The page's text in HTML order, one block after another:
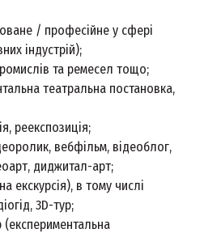
/ професійне у сфері
індустрій);
та ремесел тощо;
театральна постановка,
реекспозиція;
вебфільм, відеоблог,
диджитал-арт;
екскурсія), в тому числі
3D-тур;
(експериментальна